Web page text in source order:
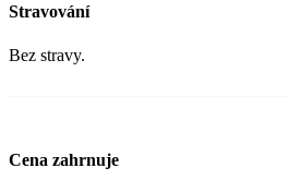
Stravování
Bez stravy.
Cena zahrnuje